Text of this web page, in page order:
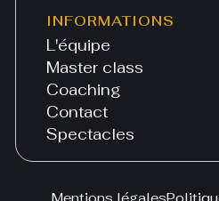
INFORMATIONS
L'équipe
Master class
Coaching
Contact
Spectacles